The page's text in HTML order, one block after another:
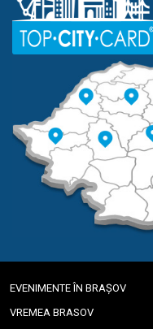
EVENIMENTE ÎN BRAȘOV
VREMEA BRASOV